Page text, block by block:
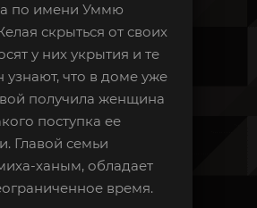
по имени Уммю
скрыться от своих
у них укрытия и те
что в доме уже
получила женщина
поступка ее
Главой семьи
ханым, обладает
время.